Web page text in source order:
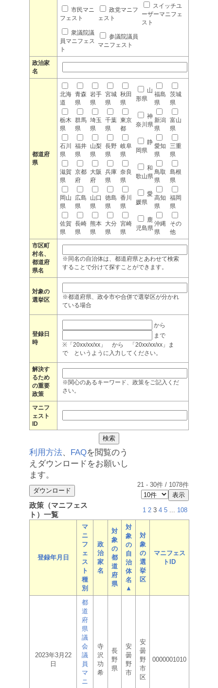
市民マニ
フェスト
政党マニフ
ェスト
スイッチユ
ーザーマニフェ
スト
衆議院議
員マニフェス
ト
参議院議員
マニフェスト
政治家
名
都道府
県
北海
道
青森
県
岩手
県
宮城
県
秋田
県
山
形県
福島
県
茨城
県
栃木
県
群馬
県
埼玉
県
千葉
県
東京
都
神
奈川県
新潟
県
富山
県
石川
県
福井
県
山梨
県
長野
県
岐阜
県
静
岡県
愛知
県
三重
県
滋賀
県
京都
府
大阪
府
兵庫
県
奈良
県
和
歌山県
鳥取
県
島根
県
岡山
県
広島
県
山口
県
徳島
県
香川
県
愛
媛県
高知
県
福岡
県
佐賀
県
長崎
県
熊本
県
大分
県
宮崎
県
鹿
児島県
沖縄
県
その
他
市区町
村名、
都道府
県名
※同名の自治体は、都道府県とあわせて検索
することで分けて探すことができます。
対象の
選挙区
※都道府県、政令市や合併で選挙区が分かれ
ている場合
登録日
時
から
まで
※「20xx/xx/xx」 から 「20xx/xx/xx」ま
で というように入力してください。
解決す
るため
の重要
政策
※関心のあるキーワード、政策をご記入くだ
さい。
マニフ
ェスト
ID
利用方法、 FAQを閲覧のう
えダウンロードをお願いし
ます。
21 - 30件 / 1078件
政策（マニフェス
ト）一覧
1 2 3 4 5 ... 108
登録年月日
マ
ニ
フ
ェ
ス
ト
種
別
政
治
家
名
対
象
の
都
道
府
県
対
象
の
自
治
体
名
▲
対
象
の
選
挙
区
マニフェス
トID
2023年3月22
日
都
道
府
県
議
会
議
員
マ
ニ
寺
沢
功
希
長
野
県
安
曇
野
市
安
曇
野
市
区
0000001010